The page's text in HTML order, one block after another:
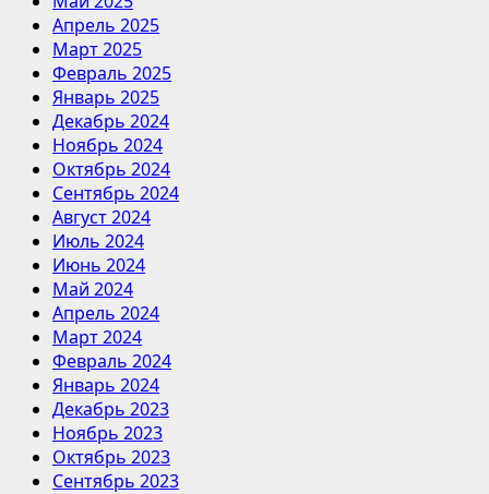
Апрель 2025
Март 2025
Февраль 2025
Январь 2025
Декабрь 2024
Ноябрь 2024
Октябрь 2024
Сентябрь 2024
Август 2024
Июль 2024
Июнь 2024
Май 2024
Апрель 2024
Март 2024
Февраль 2024
Январь 2024
Декабрь 2023
Ноябрь 2023
Октябрь 2023
Сентябрь 2023